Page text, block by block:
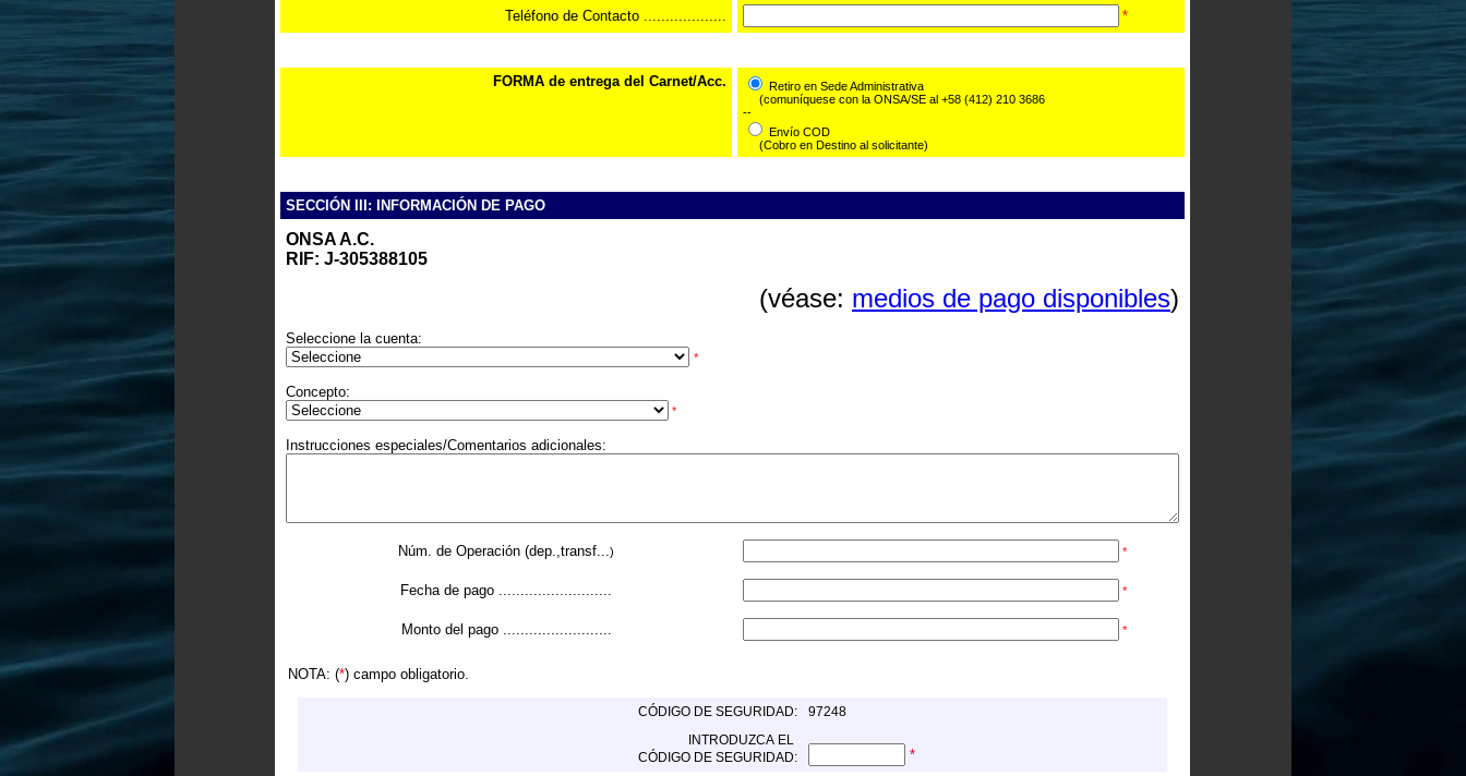
Teléfono de Contacto ................... *
FORMA de entrega del Carnet/Acc.
Retiro en Sede Administrativa
(comuníquese con la ONSA/SE al +58 (412) 210 3686
--
Envío COD
(Cobro en Destino al solicitante)
SECCIÓN III: INFORMACIÓN DE PAGO
ONSA A.C.
RIF: J-305388105
(véase: medios de pago disponibles)
Seleccione la cuenta:
*
Concepto:
*
Instrucciones especiales/Comentarios adicionales:
Núm. de Operación (dep.,transf...) *
Fecha de pago .......................... *
Monto del pago ......................... *
NOTA: (*) campo obligatorio.
CÓDIGO DE SEGURIDAD:
97248
INTRODUZCA EL
CÓDIGO DE SEGURIDAD:
*